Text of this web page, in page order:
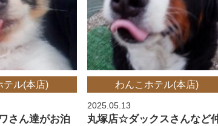
テル(本店)
さん達がお泊
わんこホテル(本店)
2025.05.13
丸塚店☆ダックスさんなど